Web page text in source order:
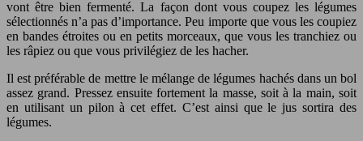
vont être bien fermenté. La façon dont vous coupez les légumes
sélectionnés n’a pas d’importance. Peu importe que vous les coupiez
en bandes étroites ou en petits morceaux, que vous les tranchiez ou
les râpiez ou que vous privilégiez de les hacher.
Il est préférable de mettre le mélange de légumes hachés dans un bol
assez grand. Pressez ensuite fortement la masse, soit à la main, soit
en utilisant un pilon à cet effet. C’est ainsi que le jus sortira des
légumes.